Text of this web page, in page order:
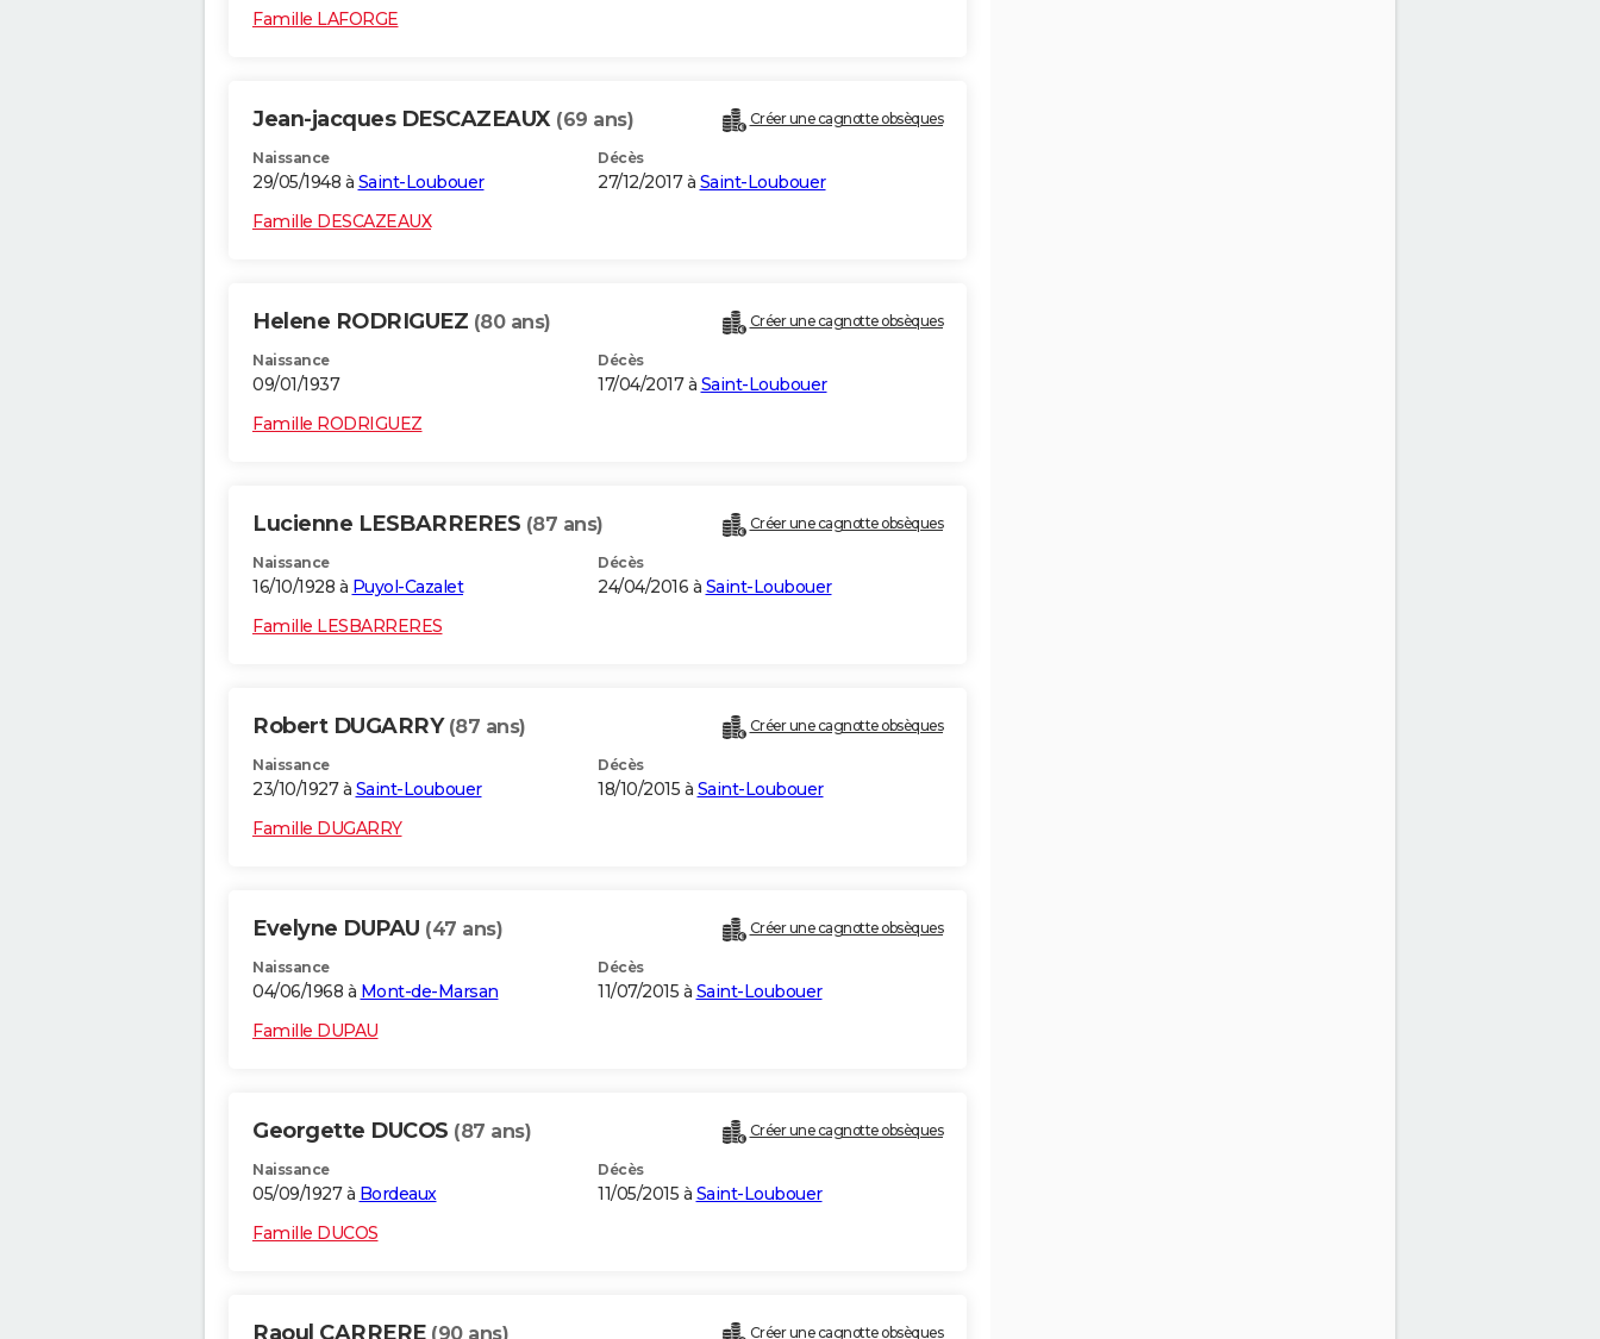
Famille LAFORGE
Jean-jacques DESCAZEAUX (69 ans) Créer une cagnotte obsèques
Naissance
29/05/1948 à Saint-Loubouer
Décès
27/12/2017 à Saint-Loubouer
Famille DESCAZEAUX
Helene RODRIGUEZ (80 ans) Créer une cagnotte obsèques
Naissance
09/01/1937
Décès
17/04/2017 à Saint-Loubouer
Famille RODRIGUEZ
Lucienne LESBARRERES (87 ans) Créer une cagnotte obsèques
Naissance
16/10/1928 à Puyol-Cazalet
Décès
24/04/2016 à Saint-Loubouer
Famille LESBARRERES
Robert DUGARRY (87 ans) Créer une cagnotte obsèques
Naissance
23/10/1927 à Saint-Loubouer
Décès
18/10/2015 à Saint-Loubouer
Famille DUGARRY
Evelyne DUPAU (47 ans) Créer une cagnotte obsèques
Naissance
04/06/1968 à Mont-de-Marsan
Décès
11/07/2015 à Saint-Loubouer
Famille DUPAU
Georgette DUCOS (87 ans) Créer une cagnotte obsèques
Naissance
05/09/1927 à Bordeaux
Décès
11/05/2015 à Saint-Loubouer
Famille DUCOS
Raoul CARRERE (90 ans) Créer une cagnotte obsèques